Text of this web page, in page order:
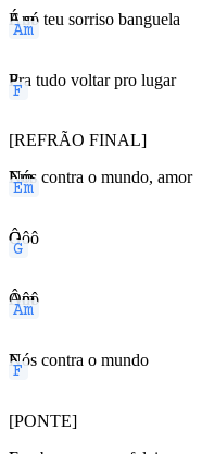
Am
É só teu sorriso banguela
F
Pra tudo voltar pro lugar
[REFRÃO FINAL]
Em
Nós contra o mundo, amor
G
Ôôô
Am
Ôôô
F
Nós contra o mundo
[PONTE]